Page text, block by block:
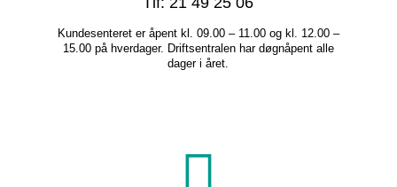
Kundesenteret er åpent kl. 09.00 – 11.00 og kl. 12.00 –
15.00 på hverdager. Driftsentralen har døgnåpent alle
dager i året.